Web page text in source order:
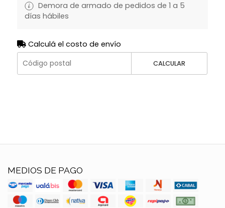
Demora de armado de pedidos de 1 a 5
días hábiles
Calculá el costo de envío
CALCULAR
MEDIOS DE PAGO